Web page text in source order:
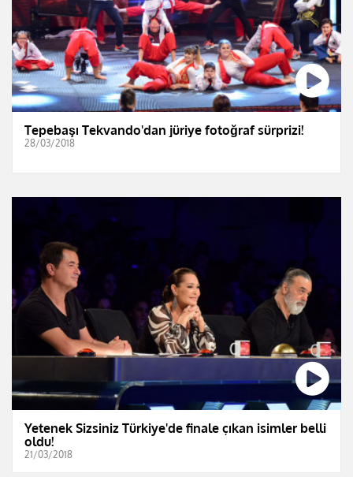
Tepebaşı Tekvando'dan jüriye fotoğraf sürprizi!
28/03/2018
Yetenek Sizsiniz Türkiye'de finale çıkan isimler belli
oldu!
21/03/2018